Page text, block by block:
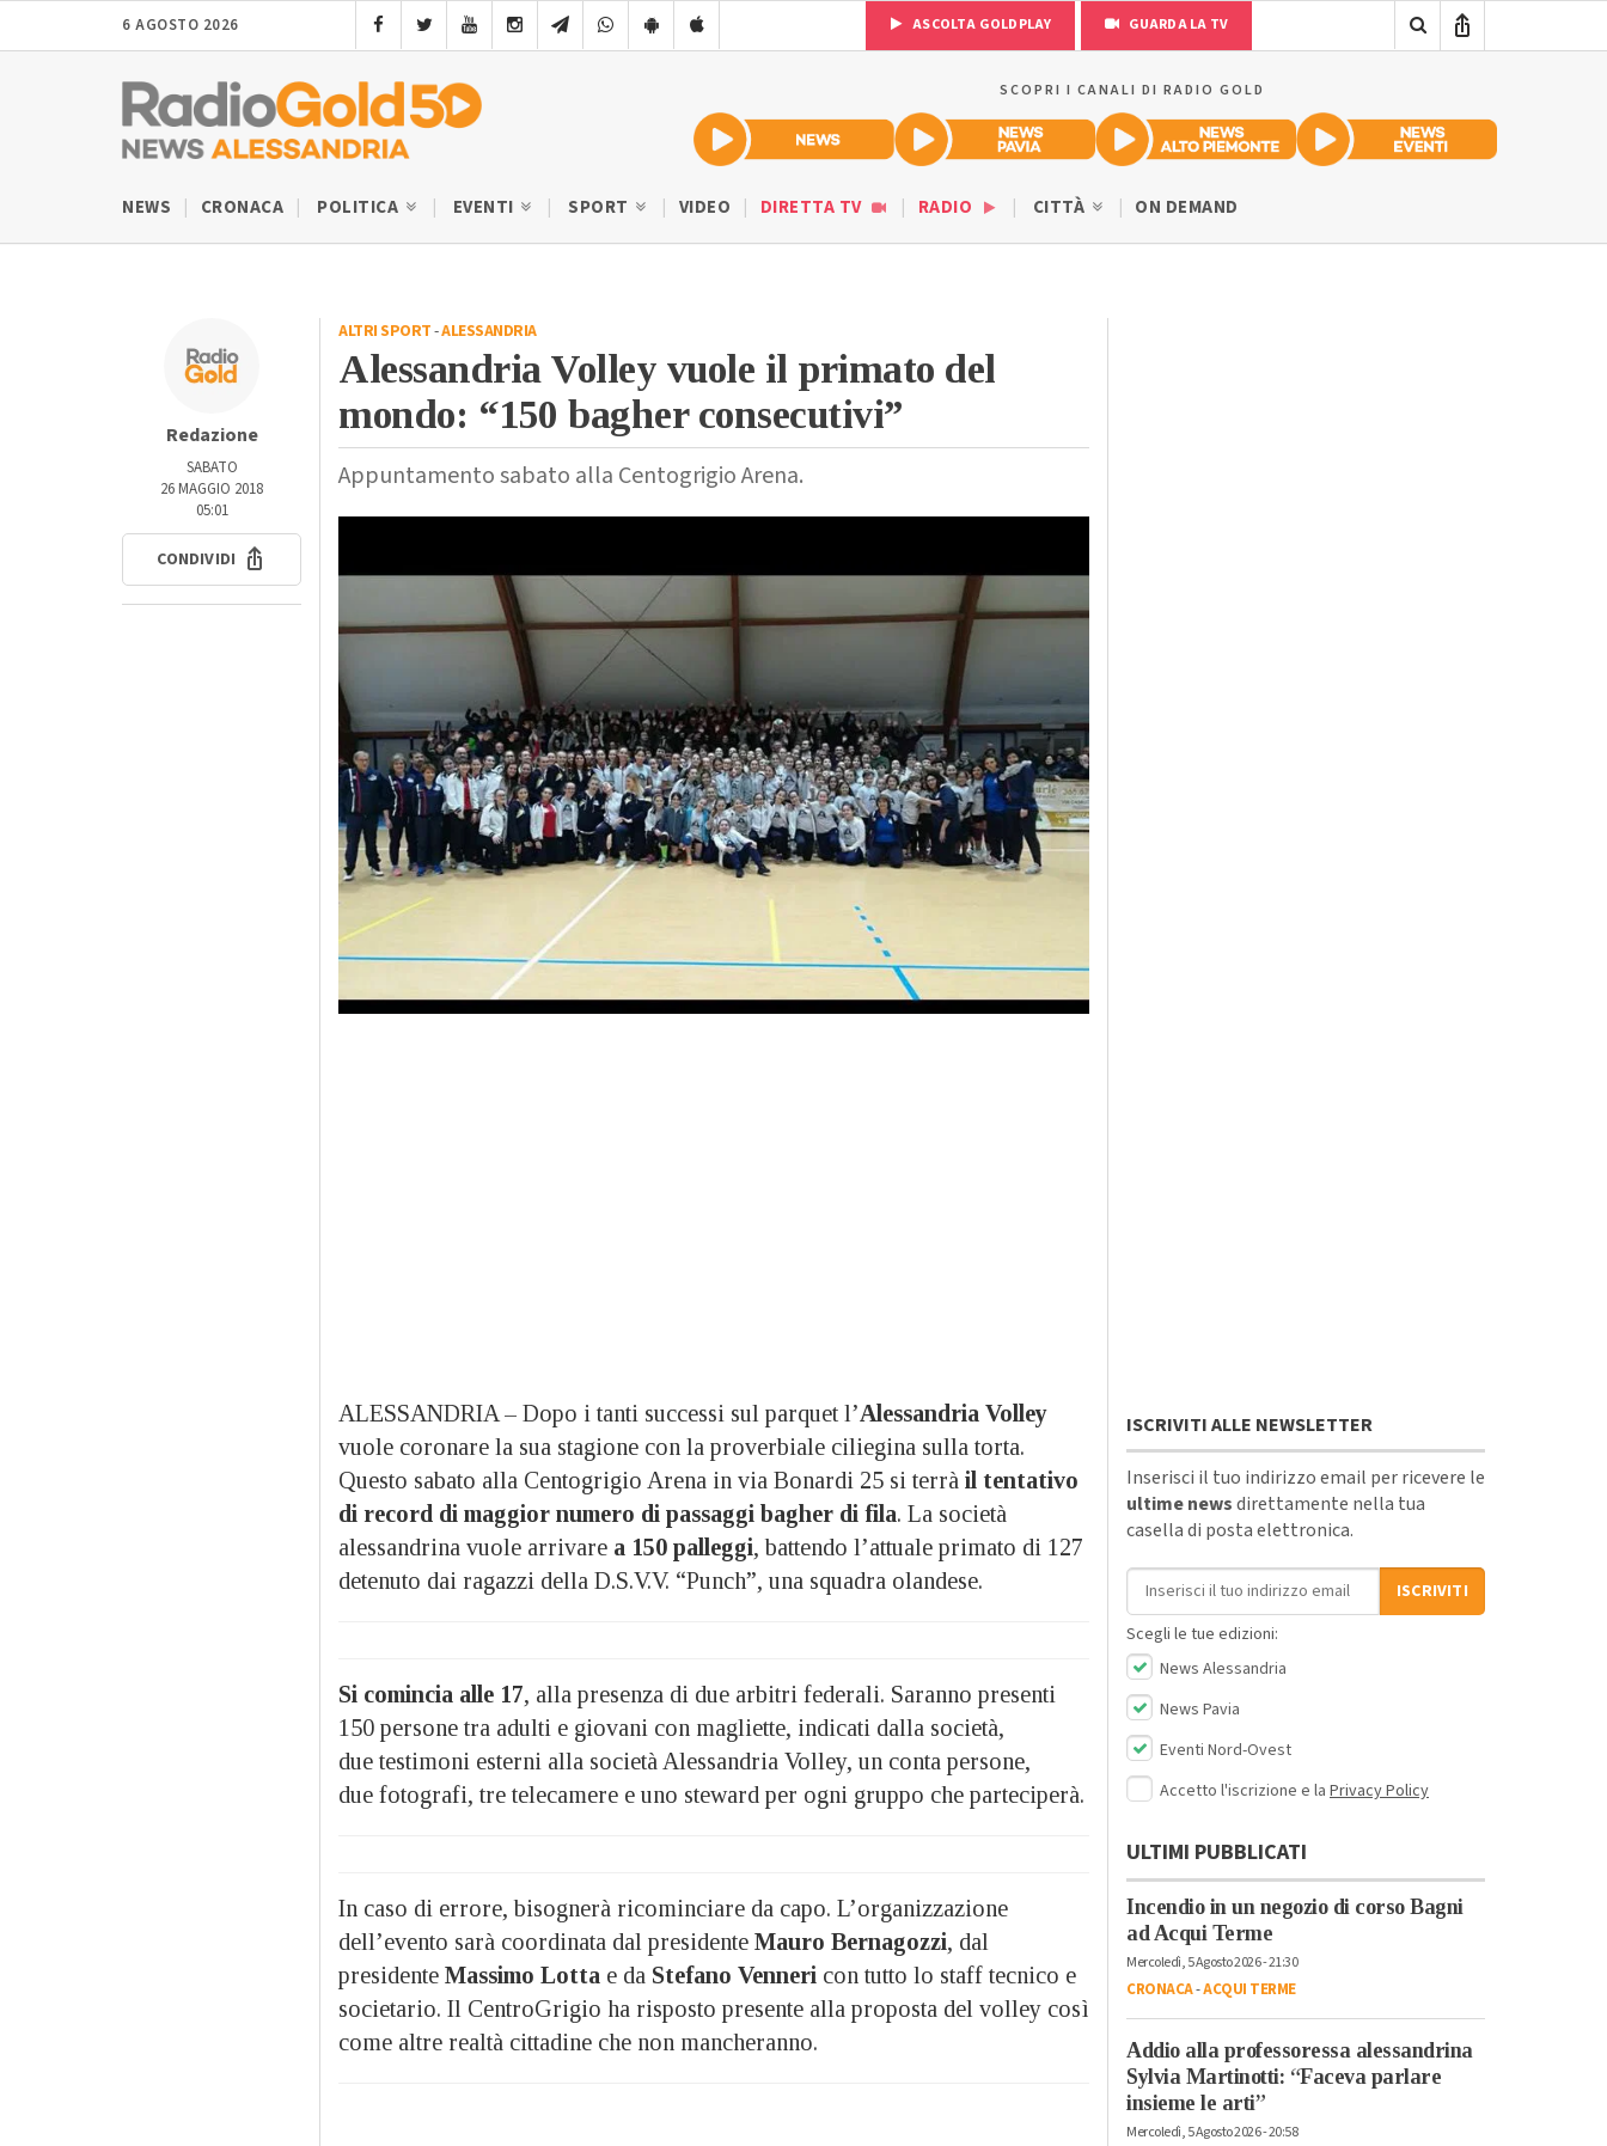
6 AGOSTO 2026 ASCOLTA GOLDPLAY GUARDA LA TV
SCOPRI I CANALI DI RADIO GOLD
NEWS CRONACA POLITICA EVENTI SPORT VIDEO DIRETTA TV RADIO CITTÀ ON DEMAND
Redazione
SABATO
26 MAGGIO 2018
05:01
CONDIVIDI
ALTRI SPORT-ALESSANDRIA
Alessandria Volley vuole il primato del
mondo: “150 bagher consecutivi”
Appuntamento sabato alla Centogrigio Arena.
ALESSANDRIA – Dopo i tanti successi sul parquet l’Alessandria Volley
vuole coronare la sua stagione con la proverbiale ciliegina sulla torta.
Questo sabato alla Centogrigio Arena in via Bonardi 25 si terrà il tentativo
di record di maggior numero di passaggi bagher di fila. La società
alessandrina vuole arrivare a 150 palleggi, battendo l’attuale primato di 127
detenuto dai ragazzi della D.S.V.V. “Punch”, una squadra olandese.
Si comincia alle 17, alla presenza di due arbitri federali. Saranno presenti
150 persone tra adulti e giovani con magliette, indicati dalla società,
due testimoni esterni alla società Alessandria Volley, un conta persone,
due fotografi, tre telecamere e uno steward per ogni gruppo che parteciperà.
In caso di errore, bisognerà ricominciare da capo. L’organizzazione
dell’evento sarà coordinata dal presidente Mauro Bernagozzi, dal
presidente Massimo Lotta e da Stefano Venneri con tutto lo staff tecnico e
societario. Il CentroGrigio ha risposto presente alla proposta del volley così
come altre realtà cittadine che non mancheranno.
ISCRIVITI ALLE NEWSLETTER
Inserisci il tuo indirizzo email per ricevere le
ultime newsdirettamente nella tua
casella di posta elettronica.
Indirizzo email
ISCRIVITI
Scegli le tue edizioni:
News Alessandria
News Pavia
Eventi Nord-Ovest
Accetto l'iscrizione e la Privacy Policy
ULTIMI PUBBLICATI
Incendio in un negozio di corso Bagni
ad Acqui Terme
Mercoledì, 5 Agosto 2026 - 21:30
CRONACA-ACQUI TERME
Addio alla professoressa alessandrina
Sylvia Martinotti: “Faceva parlare
insieme le arti”
Mercoledì, 5 Agosto 2026 - 20:58